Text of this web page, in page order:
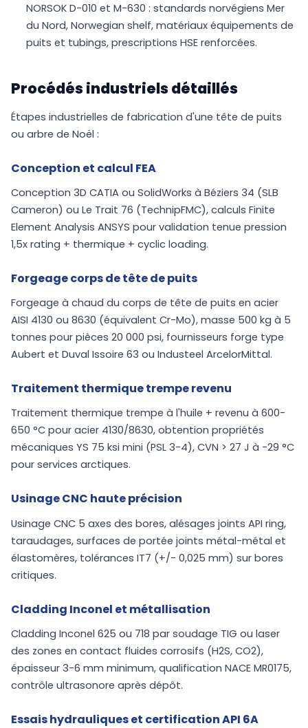
NORSOK D-010 et M-630 : standards norvégiens Mer
du Nord, Norwegian shelf, matériaux équipements de
puits et tubings, prescriptions HSE renforcées.
Procédés industriels détaillés
Étapes industrielles de fabrication d'une tête de puits
ou arbre de Noël :
Conception et calcul FEA
Conception 3D CATIA ou SolidWorks à Béziers 34 (SLB
Cameron) ou Le Trait 76 (TechnipFMC), calculs Finite
Element Analysis ANSYS pour validation tenue pression
1,5x rating + thermique + cyclic loading.
Forgeage corps de tête de puits
Forgeage à chaud du corps de tête de puits en acier
AISI 4130 ou 8630 (équivalent Cr-Mo), masse 500 kg à 5
tonnes pour pièces 20 000 psi, fournisseurs forge type
Aubert et Duval Issoire 63 ou Industeel ArcelorMittal.
Traitement thermique trempe revenu
Traitement thermique trempe à l'huile + revenu à 600-
650 °C pour acier 4130/8630, obtention propriétés
mécaniques YS 75 ksi mini (PSL 3-4), CVN > 27 J à -29 °C
pour services arctiques.
Usinage CNC haute précision
Usinage CNC 5 axes des bores, alésages joints API ring,
taraudages, surfaces de portée joints métal-métal et
élastomères, tolérances IT7 (+/- 0,025 mm) sur bores
critiques.
Cladding Inconel et métallisation
Cladding Inconel 625 ou 718 par soudage TIG ou laser
des zones en contact fluides corrosifs (H2S, CO2),
épaisseur 3-6 mm minimum, qualification NACE MR0175,
contrôle ultrasonore après dépôt.
Essais hydrauliques et certification API 6A